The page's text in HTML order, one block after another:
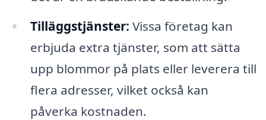
Tilläggstjänster: Vissa företag kan
erbjuda extra tjänster, som att sätta
upp blommor på plats eller leverera till
flera adresser, vilket också kan
påverka kostnaden.